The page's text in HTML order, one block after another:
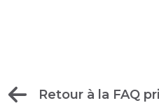
Retour à la FAQ